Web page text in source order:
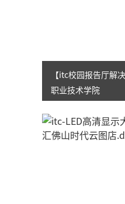
【itc校园报告厅解
职业技术学院